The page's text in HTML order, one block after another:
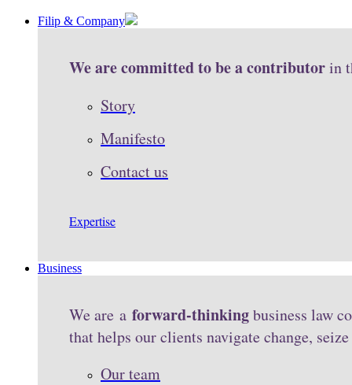
Filip & Company
We are committed to be a contributorin
Story
Manifesto
Contact us
Expertise
Business
We are a forward-thinkingbusiness law
that helps our clients navigate change,
Our team